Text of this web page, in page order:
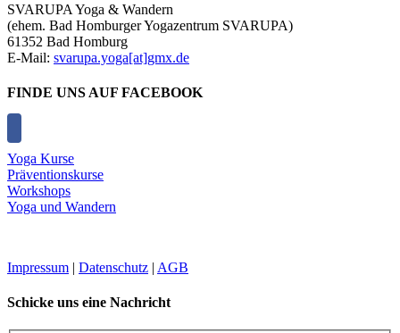
SVARUPA Yoga & Wandern
(ehem. Bad Homburger Yogazentrum SVARUPA)
61352 Bad Homburg
E-Mail: svarupa.yoga[at]gmx.de
FINDE UNS AUF FACEBOOK
Yoga Kurse
Präventionskurse
Workshops
Yoga und Wandern
Impressum | Datenschutz | AGB
Schicke uns eine Nachricht